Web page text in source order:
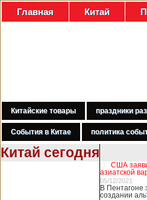
Главная Китай
Китайские товары праздники
События в Китае политика
Китай сегодня
США
азиатской
05/12/2021
В Пентагоне
создании